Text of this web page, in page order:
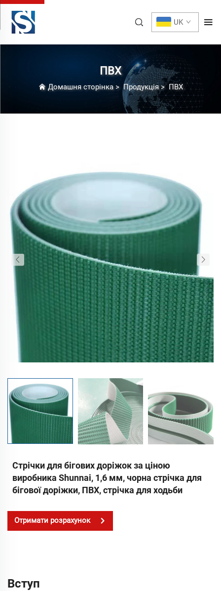
UK
ПВХ
Домашня сторінка>Продукція> ПВХ
Стрічки для бігових доріжок за ціною
виробника Shunnai, 1,6 мм, чорна стрічка для
бігової доріжки, ПВХ, стрічка для ходьби
Отримати розрахунок
Вступ